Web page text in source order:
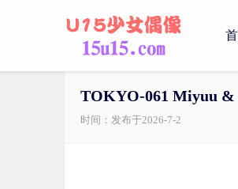
TOKYO-061 Miyuu &
时间：发布于2026-7-2